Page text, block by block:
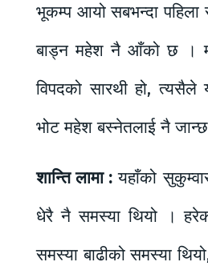
भूकम्प आयो सबभन्दा पहिला
बाड्न महेश नै आँको छ ।
विपदको सारथी हो, त्यसैले
भोट महेश बस्नेतलाई नै
शान्ति लामा : यहाँको
धेरै नै समस्या थियो ।
समस्या बाढीको समस्या थियो,